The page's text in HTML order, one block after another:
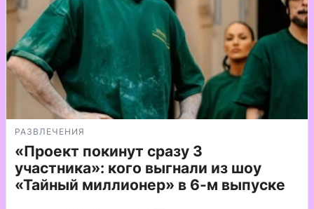
РАЗВЛЕЧЕНИЯ
«Проект покинут сразу 3
участника»: кого выгнали из шоу
«Тайный миллионер» в 6-м выпуске